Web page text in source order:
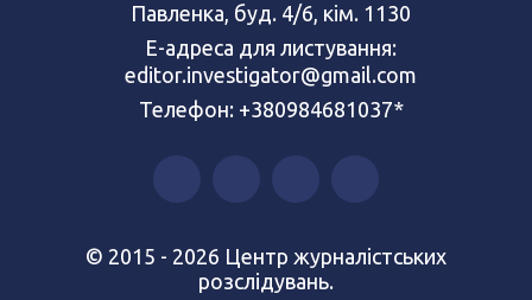
Павленка, буд. 4/6, кім. 1130
Е-адреса для листування:
editor.investigator@gmail.com
Телефон: +380984681037*
© 2015 - 2026 Центр журналістських
розслідувань.